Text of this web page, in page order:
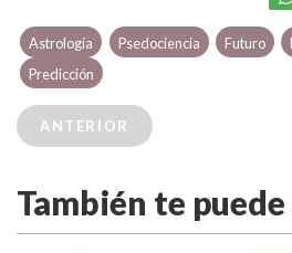
Astrología Psedociencia Futuro
Predicción
ANTERIOR
También te